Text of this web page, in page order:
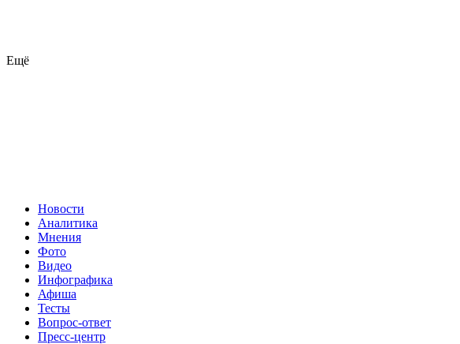
Ещё
Новости
Аналитика
Мнения
Фото
Видео
Инфографика
Афиша
Тесты
Вопрос-ответ
Пресс-центр